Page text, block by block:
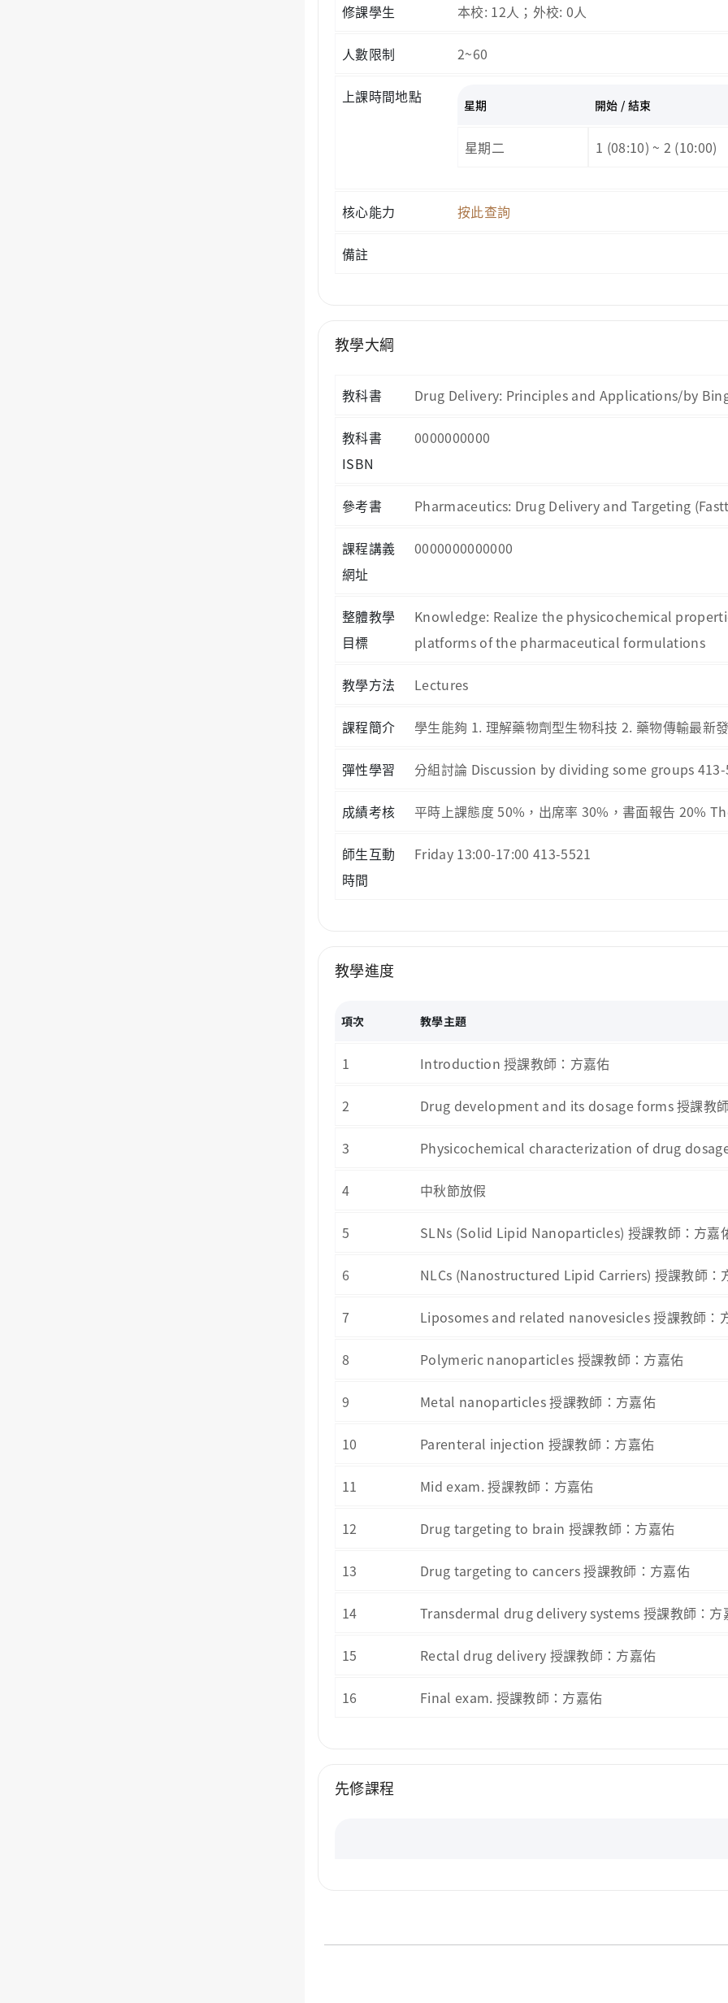
修課學生 本校: 12人；外校: 0人
人數限制 2~60
上課時間地點 星期 開始 / 結束
星期二 1 (08:10) ~ 2 (10:00)
核心能力 按此查詢
備註
教學大綱
教科書 Drug Delivery: Principles and Applications/by
教科書
ISBN
0000000000
參考書 Pharmaceutics: Drug Delivery and Targeting
課程講義
網址
0000000000000
整體教學
目標
Knowledge: Realize the physicochemical
platforms of the pharmaceutical formulations
教學方法 Lectures
課程簡介 學生能夠 1. 理解藥物劑型生物科技 2. 藥物傳輸最新
彈性學習 分組討論 Discussion by dividing some groups
成績考核 平時上課態度 50%，出席率 30%，書面報告 20%
師生互動
時間
Friday 13:00-17:00 413-5521
教學進度
項次 教學主題
1 Introduction 授課教師：方嘉佑
2 Drug development and its dosage forms 授課教
3 Physicochemical characterization of drug
4 中秋節放假
5 SLNs (Solid Lipid Nanoparticles) 授課教師：方嘉
6 NLCs (Nanostructured Lipid Carriers) 授課教師：
7 Liposomes and related nanovesicles 授課教師：
8 Polymeric nanoparticles 授課教師：方嘉佑
9 Metal nanoparticles 授課教師：方嘉佑
10 Parenteral injection 授課教師：方嘉佑
11 Mid exam. 授課教師：方嘉佑
12 Drug targeting to brain 授課教師：方嘉佑
13 Drug targeting to cancers 授課教師：方嘉佑
14 Transdermal drug delivery systems 授課教師：方
15 Rectal drug delivery 授課教師：方嘉佑
16 Final exam. 授課教師：方嘉佑
先修課程